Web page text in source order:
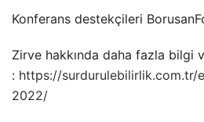
Konferans destekçileri
Zirve hakkında daha fazla bilgi
: https://
2022/